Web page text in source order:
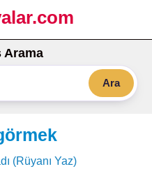
Arama
Ara
(Rüyanı Yaz)